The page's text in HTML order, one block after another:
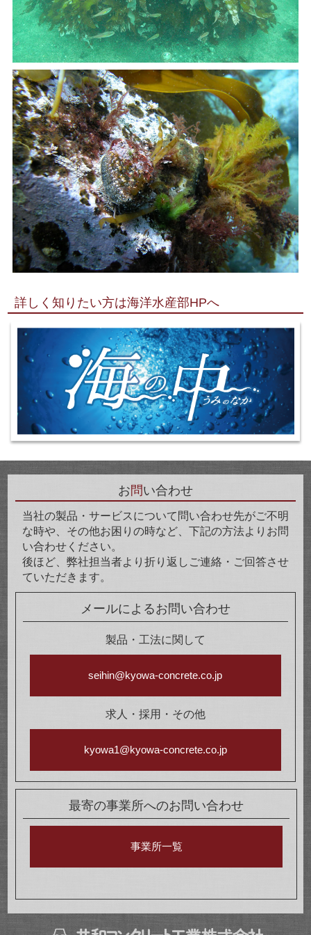
詳しく知りたい方は海洋水産部HPへ
お問い合わせ
当社の製品・サービスについて問い合わせ先がご不明
な時や、その他お困りの時など、下記の方法よりお問
い合わせください。
後ほど、弊社担当者より折り返しご連絡・ご回答させ
ていただきます。
メールによるお問い合わせ
製品・工法に関して
seihin@kyowa-concrete.co.jp
求人・採用・その他
kyowa1@kyowa-concrete.co.jp
最寄の事業所へのお問い合わせ
事業所一覧